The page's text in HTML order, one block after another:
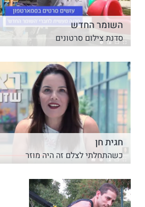
השומר החדש
סדנת צילום סרטונים
חגית חן
כשהתחלתי לצלם זה היה מוזר